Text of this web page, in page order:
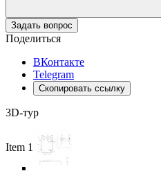
Задать вопрос
Поделиться
ВКонтакте
Telegram
Скопировать ссылку
3D-тур
Item 1 of 5